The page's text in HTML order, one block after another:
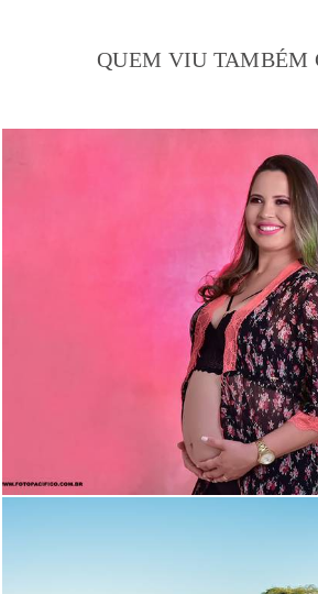
QUEM VIU TAMBÉM
2068